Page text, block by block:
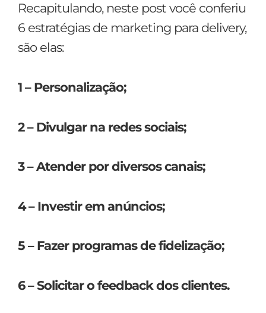
Recapitulando, neste post você conferiu
6 estratégias de marketing para delivery,
são elas:
1 – Personalização;
2 – Divulgar na redes sociais;
3 – Atender por diversos canais;
4 – Investir em anúncios;
5 – Fazer programas de fidelização;
6 – Solicitar o feedback dos clientes.